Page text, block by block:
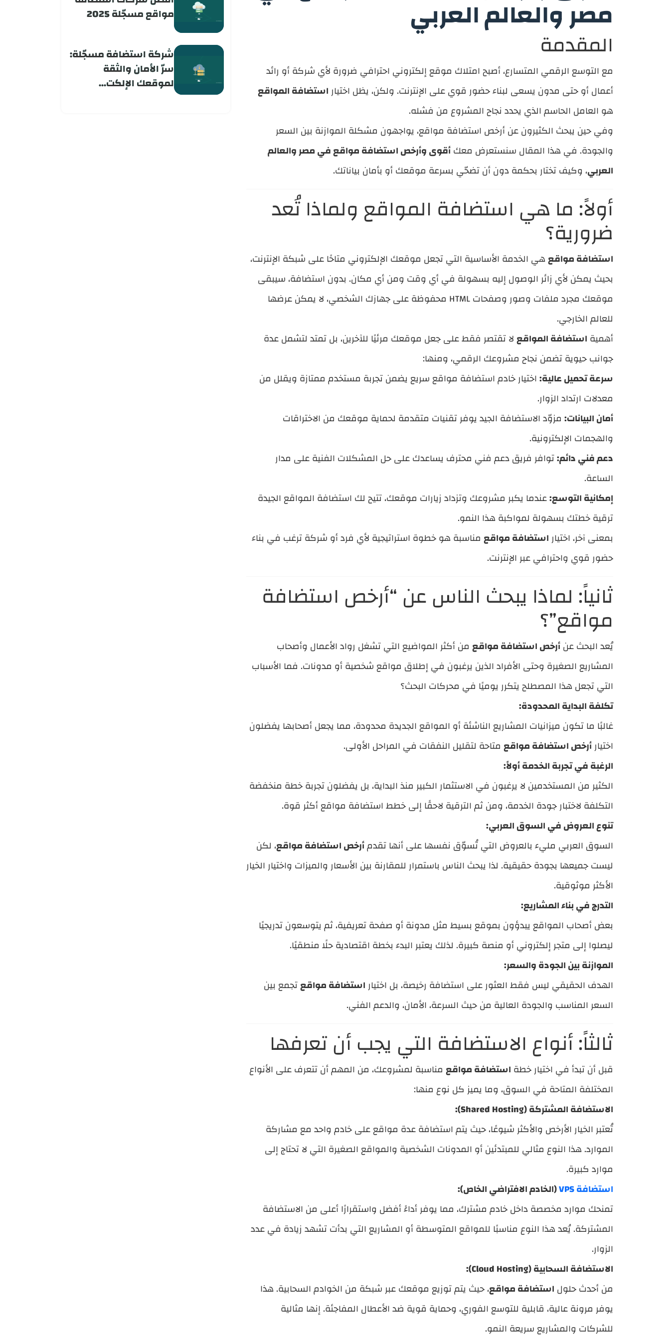
مصر والعالم العربي
المقدمة
مع التوسع الرقمي المتسارع، أصبح امتلاك موقع إلكتروني احترافي ضرورة لأي شركة أو رائد
أعمال أو حتى مدون يسعى لبناء حضور قوي على الإنترنت. ولكن، يظل اختياراستضافة المواقع
هو العامل الحاسم الذي يحدد نجاح المشروع من فشله.
وفي حين يبحث الكثيرون عن أرخص استضافة مواقع، يواجهون مشكلة الموازنة بين السعر
والجودة. في هذا المقال سنستعرض معكأقوى وأرخص استضافة مواقع في مصر والعالم
العربي، وكيف تختار بحكمة دون أن تضحّي بسرعة موقعك أو بأمان بياناتك.
أولاً: ما هي استضافة المواقع ولماذا تُعد
ضرورية؟
استضافة مواقعهي الخدمة الأساسية التي تجعل موقعك الإلكتروني متاحًا على شبكة الإنترنت،
بحيث يمكن لأي زائر الوصول إليه بسهولة في أي وقت ومن أي مكان. بدون استضافة، سيبقى
موقعك مجرد ملفات وصور وصفحات HTML محفوظة على جهازك الشخصي، لا يمكن عرضها
للعالم الخارجي.
أهمية استضافة المواقعلا تقتصر فقط على جعل موقعك مرئيًا للآخرين، بل تمتد لتشمل عدة
جوانب حيوية تضمن نجاح مشروعك الرقمي، ومنها:
سرعة تحميل عالية:اختيار خادم استضافة مواقع سريع يضمن تجربة مستخدم ممتازة ويقلل من
معدلات ارتداد الزوار.
أمان البيانات: مزوّد الاستضافة الجيد يوفر تقنيات متقدمة لحماية موقعك من الاختراقات
والهجمات الإلكترونية.
دعم فني دائم:توافر فريق دعم فني محترف يساعدك على حل المشكلات الفنية على مدار
الساعة.
إمكانية التوسع:عندما يكبر مشروعك وتزداد زيارات موقعك، تتيح لك استضافة المواقع الجيدة
ترقية خطتك بسهولة لمواكبة هذا النمو.
بمعنى آخر، اختياراستضافة مواقع مناسبة هو خطوة استراتيجية لأي فرد أو شركة ترغب في بناء
حضور قوي واحترافي عبر الإنترنت.
ثانياً: لماذا يبحث الناس عن “أرخص استضافة
مواقع”؟
يُعد البحث عنأرخص استضافة مواقع من أكثر المواضيع التي تشغل رواد الأعمال وأصحاب
المشاريع الصغيرة وحتى الأفراد الذين يرغبون في إطلاق مواقع شخصية أو مدونات. فما الأسباب
التي تجعل هذا المصطلح يتكرر يوميًا في محركات البحث؟
تكلفة البداية المحدودة:
غالبًا ما تكون ميزانيات المشاريع الناشئة أو المواقع الجديدة محدودة، مما يجعل أصحابها يفضلون
اختيارأرخص استضافة مواقع متاحة لتقليل النفقات في المراحل الأولى.
الرغبة في تجربة الخدمة أولاً:
الكثير من المستخدمين لا يرغبون في الاستثمار الكبير منذ البداية، بل يفضلون تجربة خطة منخفضة
التكلفة لاختبار جودة الخدمة، ومن ثم الترقية لاحقًا إلى خطط استضافة مواقع أكثر قوة.
تنوع العروض في السوق العربي:
السوق العربي مليء بالعروض التي تُسوّق نفسها على أنها تقدمأرخص استضافة مواقع، لكن
ليست جميعها بجودة حقيقية. لذا يبحث الناس باستمرار للمقارنة بين الأسعار والميزات واختيار الخيار
الأكثر موثوقية.
التدرج في بناء المشاريع:
بعض أصحاب المواقع يبدؤون بموقع بسيط مثل مدونة أو صفحة تعريفية، ثم يتوسعون تدريجيًا
ليصلوا إلى متجر إلكتروني أو منصة كبيرة. لذلك يعتبر البدء بخطة اقتصادية حلًا منطقيًا.
الموازنة بين الجودة والسعر:
الهدف الحقيقي ليس فقط العثور على استضافة رخيصة، بل اختياراستضافة مواقعتجمع بين
السعر المناسب والجودة العالية من حيث السرعة، الأمان، والدعم الفني.
ثالثاً: أنواع الاستضافة التي يجب أن تعرفها
قبل أن تبدأ في اختيار خطة استضافة مواقع مناسبة لمشروعك، من المهم أن تتعرف على الأنواع
المختلفة المتاحة في السوق، وما يميز كل نوع منها:
الاستضافة المشتركة (Shared Hosting):
تُعتبر الخيار الأرخص والأكثر شيوعًا، حيث يتم استضافة عدة مواقع على خادم واحد مع مشاركة
الموارد. هذا النوع مثالي للمبتدئين أو المدونات الشخصية والمواقع الصغيرة التي لا تحتاج إلى
موارد كبيرة.
استضافة VPS
(الخادم الافتراضي الخاص):
تمنحك موارد مخصصة داخل خادم مشترك، مما يوفر أداءً أفضل واستقرارًا أعلى من الاستضافة
المشتركة. يُعد هذا النوع مناسبًا للمواقع المتوسطة أو المشاريع التي بدأت تشهد زيادة في عدد
الزوار.
الاستضافة السحابية (Cloud Hosting):
من أحدث حلول استضافة مواقع، حيث يتم توزيع موقعك عبر شبكة من الخوادم السحابية. هذا
يوفر مرونة عالية، قابلية للتوسع الفوري، وحماية قوية ضد الأعطال المفاجئة. إنها مثالية
للشركات والمشاريع سريعة النمو.
مواقع مسجّلة 2025
شركة استضافة مسجّلة:
سرّ الأمان والثقة
لموقعك الإلكت...